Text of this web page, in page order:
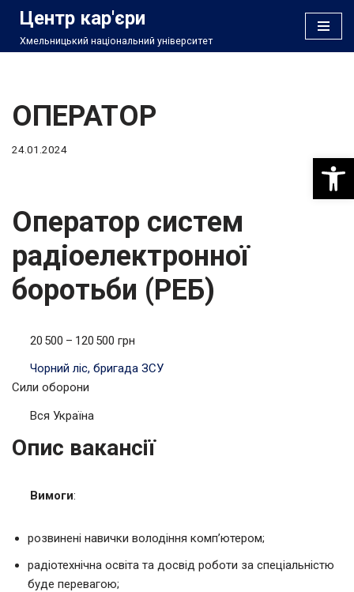
Перейти
Центр кар'єри
Хмельницький національний університет
ОПЕРАТОР
24.01.2024
Оператор систем
радіоелектронної
боротьби (РЕБ)
20 500 – 120 500 грн
Чорний ліс, бригада ЗСУ
Сили оборони
Вся Україна
Опис вакансії
Вимоги:
розвинені навички володіння комп’ютером;
радіотехнічна освіта та досвід роботи за спеціальністю
буде перевагою;